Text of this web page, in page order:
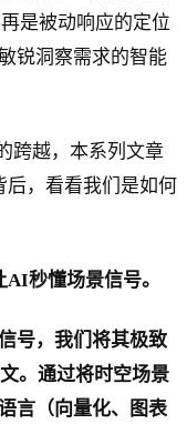
是被动响应的定位
锐洞察需求的智能
跨越，本系列文章
后，看看我们是如何
秒懂场景信号。
号，我们将其极致
。通过将时空场景
言（向量化、图表